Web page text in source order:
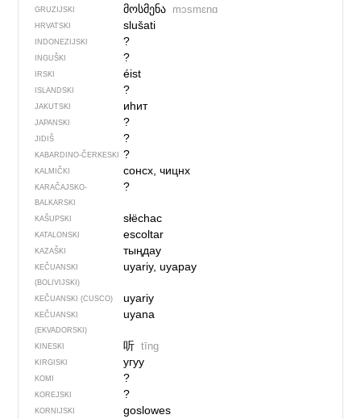
GRUZIJSKI მოსმენა mɔsmɛnɑ
HRVATSKI slušati
INDONEZIJSKI ?
INGUŠKI ?
IRSKI éist
ISLANDSKI ?
JAKUTSKI иһит
JAPANSKI ?
JIDIŠ ?
KABARDINO-ČERKESKI ?
KALMIČKI сонсх, чицнх
KARAČAJSKO-
BALKARSKI
?
KAŠUPSKI słëchac
KATALONSKI escoltar
KAZAŠKI тыңдау
KEČUANSKI
(BOLIVIJSKI)
uyariy, uyapay
KEČUANSKI (CUSCO) uyariy
KEČUANSKI
(EKVADORSKI)
uyana
KINESKI 听 tīng
KIRGISKI угуу
KOMI ?
KOREJSKI ?
KORNIJSKI goslowes